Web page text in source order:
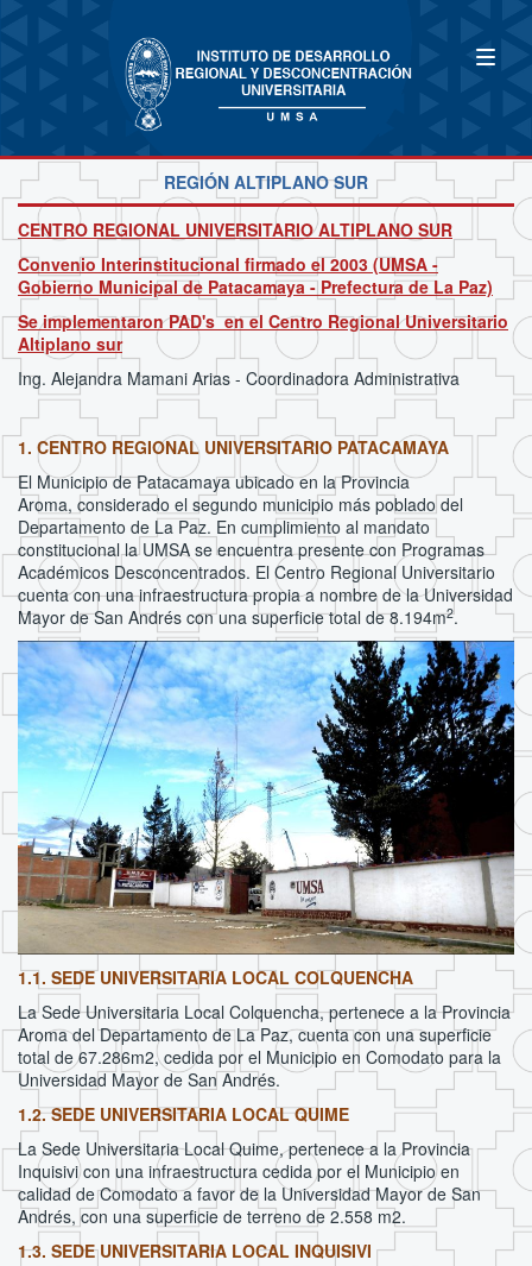
REGIÓN ALTIPLANO SUR
CENTRO REGIONAL UNIVERSITARIO ALTIPLANO SUR
Convenio Interinstitucional firmado el 2003 (UMSA -
Gobierno Municipal de Patacamaya - Prefectura de La Paz)
Se implementaron PAD's en el Centro Regional Universitario
Altiplano sur
Ing. Alejandra Mamani Arias - Coordinadora Administrativa
1. CENTRO REGIONAL UNIVERSITARIO PATACAMAYA
El Municipio de Patacamaya ubicado en la Provincia
Aroma, considerado el segundo municipio más poblado del
Departamento de La Paz. En cumplimiento al mandato
constitucional la UMSA se encuentra presente con Programas
Académicos Desconcentrados. El Centro Regional Universitario
cuenta con una infraestructura propia a nombre de la Universidad
Mayor de San Andrés con una superficie total de 8.194m2.
1.1. SEDE UNIVERSITARIA LOCAL COLQUENCHA
La Sede Universitaria Local Colquencha, pertenece a la Provincia
Aroma del Departamento de La Paz, cuenta con una superficie
total de 67.286m2, cedida por el Municipio en Comodato para la
Universidad Mayor de San Andrés.
1.2. SEDE UNIVERSITARIA LOCAL QUIME
La Sede Universitaria Local Quime, pertenece a la Provincia
Inquisivi con una infraestructura cedida por el Municipio en
calidad de Comodato a favor de la Universidad Mayor de San
Andrés, con una superficie de terreno de 2.558 m2.
1.3. SEDE UNIVERSITARIA LOCAL INQUISIVI